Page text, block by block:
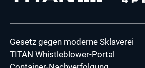
Gesetz gegen moderne Sklaverei
TITAN Whistleblower-Portal